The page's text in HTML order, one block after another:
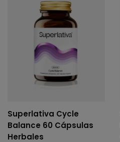
Superlativa Cycle
Balance 60 Cápsulas
Herbales